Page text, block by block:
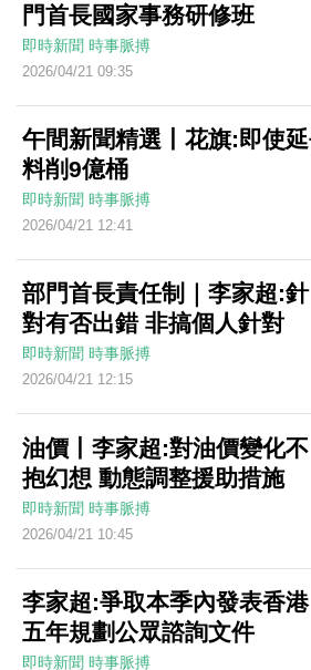
門首長國家事務研修班
即時新聞 時事脈搏
2026/04/21 09:35
午間新聞精選丨花旗:即使
料削9億桶
即時新聞 時事脈搏
2026/04/21 12:41
部門首長責任制｜李家超:針
對有否出錯 非搞個人針對
即時新聞 時事脈搏
2026/04/21 12:15
油價丨李家超:對油價變化不
抱幻想 動態調整援助措施
即時新聞 時事脈搏
2026/04/21 10:45
李家超:爭取本季內發表香港
五年規劃公眾諮詢文件
即時新聞 時事脈搏